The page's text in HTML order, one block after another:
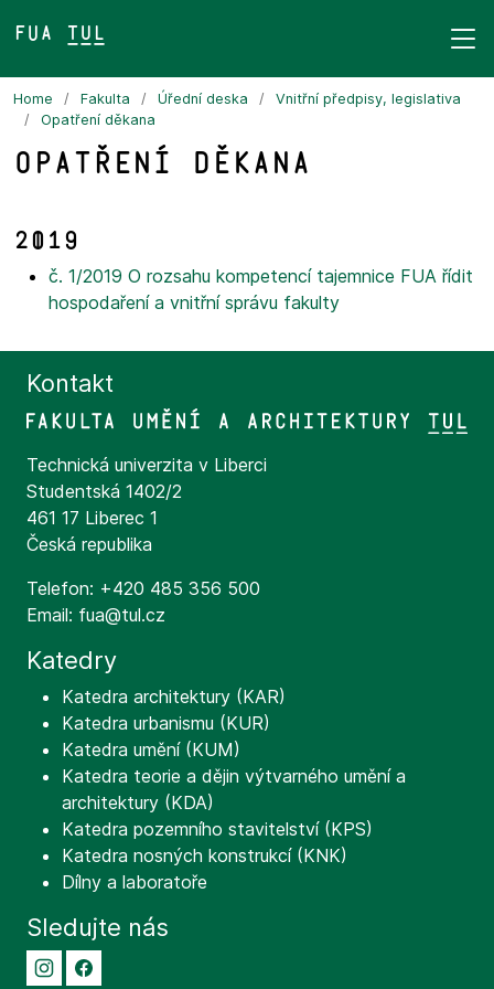
FUA TUL&
Home Fakulta Úřední deska
Vnitřní předpisy, legislativa
Opatření děkana
Opatření děkana
2019
č. 1/2019 O rozsahu kompetencí tajemnice FUA řídit
hospodaření a vnitřní správu fakulty
Kontakt
Technická univerzita v Liberci
Studentská 1402/2
461 17 Liberec 1
Česká republika
Telefon: +420 485 356 500
Email: fua@tul.cz
Katedry
Katedra architektury (KAR)
Katedra urbanismu (KUR)
Katedra umění (KUM)
Katedra teorie a dějin výtvarného umění a
architektury (KDA)
Katedra pozemního stavitelství (KPS)
Katedra nosných konstrukcí (KNK)
Dílny a laboratoře
Sledujte nás